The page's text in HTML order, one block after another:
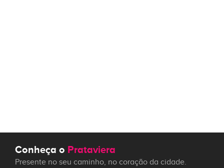
Conheça o Prataviera
Presente no seu caminho, no coração da cidade.